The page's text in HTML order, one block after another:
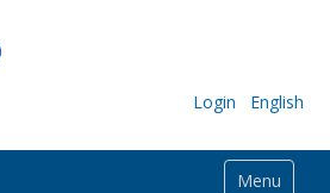
Login English
Menu